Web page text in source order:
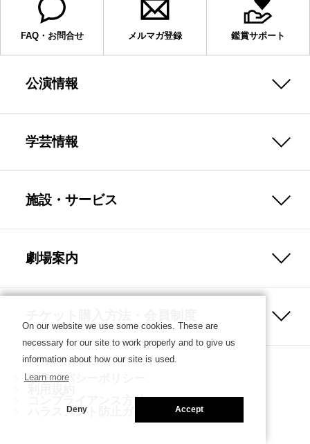
FAQ・お問合せ メルマガ登録 鑑賞サポート
公演情報
学芸情報
施設・サービス
劇場案内
プライバシーポリシー
コンプライアンス方針
ハラスメント防止ガイドライン
On our website we use some cookies. These are
necessary for our site to work properly and to give us
information about how our site is used.
Learn more
Deny Accept